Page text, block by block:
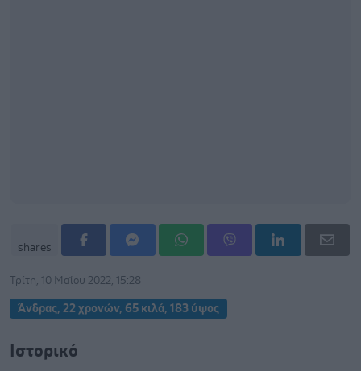
shares
Τρίτη, 10 Μαΐου 2022, 15:28
Άνδρας, 22 χρονών, 65 κιλά, 183 ύψος
Ιστορικό